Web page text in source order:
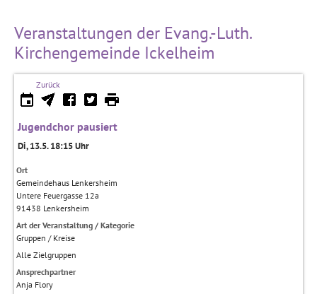
Veranstaltungen der Evang.-Luth.
Kirchengemeinde Ickelheim
Zurück
Jugendchor pausiert
Di, 13.5. 18:15 Uhr
Ort
Gemeindehaus Lenkersheim
Untere Feuergasse 12a
91438 Lenkersheim
Art der Veranstaltung / Kategorie
Gruppen / Kreise
Alle Zielgruppen
Ansprechpartner
Anja Flory